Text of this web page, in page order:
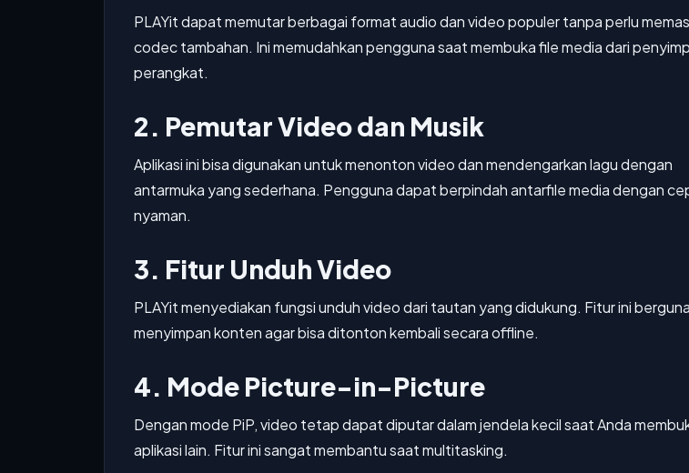
PLAYit dapat memutar berbagai format audio dan video populer tanpa perlu
codec tambahan. Ini memudahkan pengguna saat membuka file media dari
perangkat.
2. Pemutar Video dan Musik
Aplikasi ini bisa digunakan untuk menonton video dan mendengarkan lagu dengan
antarmuka yang sederhana. Pengguna dapat berpindah antarfile media dengan
nyaman.
3. Fitur Unduh Video
PLAYit menyediakan fungsi unduh video dari tautan yang didukung. Fitur ini
menyimpan konten agar bisa ditonton kembali secara offline.
4. Mode Picture-in-Picture
Dengan mode PiP, video tetap dapat diputar dalam jendela kecil saat Anda
aplikasi lain. Fitur ini sangat membantu saat multitasking.